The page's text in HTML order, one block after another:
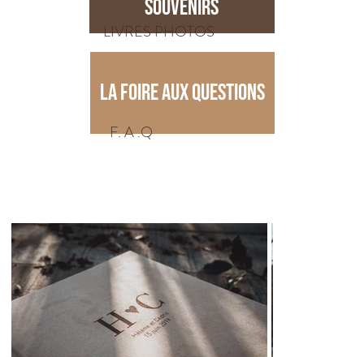
LA FOIRE AUX QUESTIONS
F. A .Q
SOUVENIRS
LIVRES PHOTOS